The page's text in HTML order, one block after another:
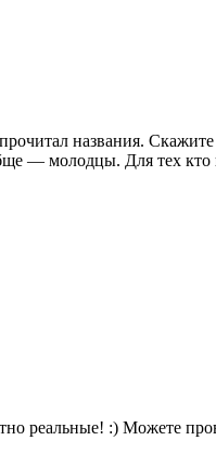
названия.
— молодцы. Для тех кто
реальные! :) Можете